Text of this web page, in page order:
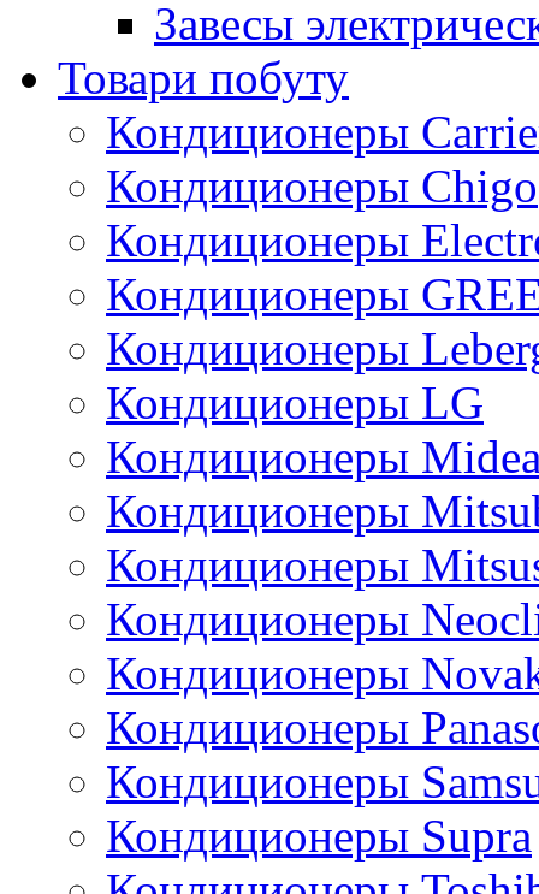
Завесы
Товари побуту
Кондиционеры
Кондиционеры Chigo
Кондиционеры
Кондиционеры
Кондиционеры
Кондиционеры LG
Кондиционеры
Кондиционеры
Кондиционеры
Кондиционеры
Кондиционеры
Кондиционеры
Кондиционеры
Кондиционеры Supra